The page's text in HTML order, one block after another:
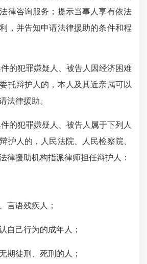
律咨询服务；提示当事人享有依法
，并告知申请法律援助的条件和程
的犯罪嫌疑人、被告人因经济困难
托辩护人的，本人及其近亲属可以
法律援助。
的犯罪嫌疑人、被告人属于下列人
护人的，人民法院、人民检察院、
律援助机构指派律师担任辩护人：
言语残疾人；
自己行为的成年人；
期徒刑、死刑的人；